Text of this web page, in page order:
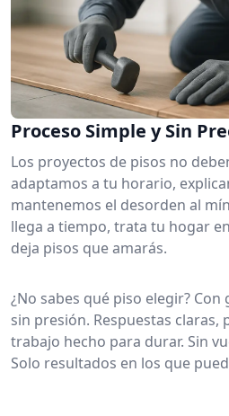
Proceso Simple y Sin
Los proyectos de pisos no
adaptamos a tu horario,
mantenemos el desorden al
llega a tiempo, trata tu hogar
deja pisos que amarás.
¿No sabes qué piso elegir?
sin presión. Respuestas claras,
trabajo hecho para durar. Sin
Solo resultados en los que